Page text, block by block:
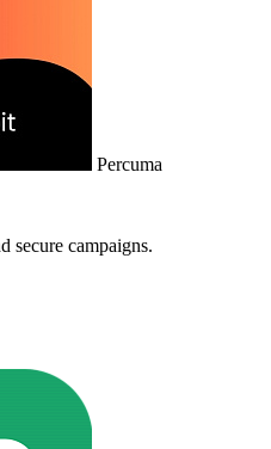
Percuma
secure campaigns.